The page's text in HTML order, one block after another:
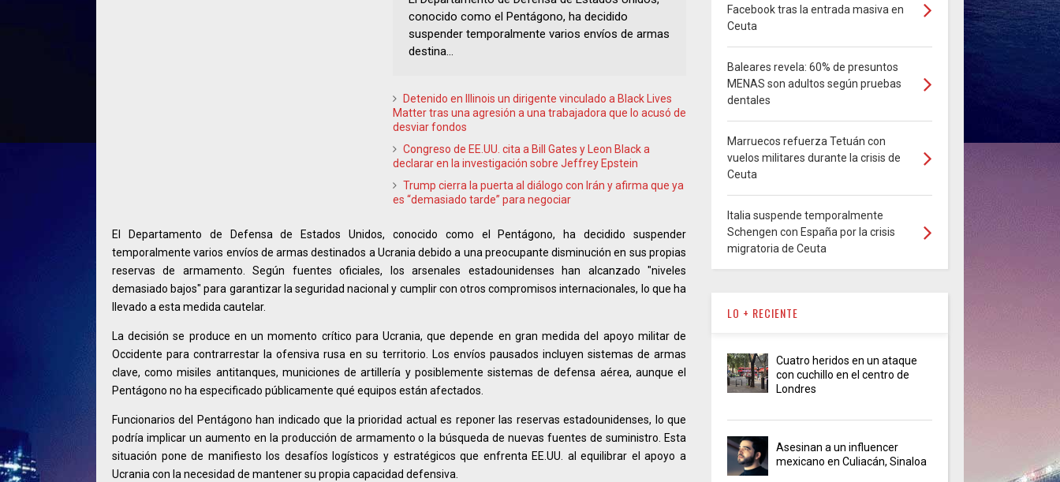
conocido como el Pentágono, ha decidido
suspender temporalmente varios envíos de armas
destina...
Detenido en Illinois un dirigente vinculado a Black Lives
Matter tras una agresión a una trabajadora que lo acusó de
desviar fondos
Congreso de EE.UU. cita a Bill Gates y Leon Black a
declarar en la investigación sobre Jeffrey Epstein
Trump cierra la puerta al diálogo con Irán y afirma que ya
es “demasiado tarde” para negociar
El Departamento de Defensa de Estados Unidos, conocido como el Pentágono, ha decidido suspender
temporalmente varios envíos de armas destinados a Ucrania debido a una preocupante disminución en sus propias
reservas de armamento. Según fuentes oficiales, los arsenales estadounidenses han alcanzado "niveles
demasiado bajos" para garantizar la seguridad nacional y cumplir con otros compromisos internacionales, lo que ha
llevado a esta medida cautelar.
La decisión se produce en un momento crítico para Ucrania, que depende en gran medida del apoyo militar de
Occidente para contrarrestar la ofensiva rusa en su territorio. Los envíos pausados incluyen sistemas de armas
clave, como misiles antitanques, municiones de artillería y posiblemente sistemas de defensa aérea, aunque el
Pentágono no ha especificado públicamente qué equipos están afectados.
Funcionarios del Pentágono han indicado que la prioridad actual es reponer las reservas estadounidenses, lo que
podría implicar un aumento en la producción de armamento o la búsqueda de nuevas fuentes de suministro. Esta
situación pone de manifiesto los desafíos logísticos y estratégicos que enfrenta EE.UU. al equilibrar el apoyo a
Ucrania con la necesidad de mantener su propia capacidad defensiva.
Facebook tras la entrada masiva en
Ceuta
Baleares revela: 60% de presuntos
MENAS son adultos según pruebas
dentales
Marruecos refuerza Tetuán con
vuelos militares durante la crisis de
Ceuta
Italia suspende temporalmente
Schengen con España por la crisis
migratoria de Ceuta
LO + RECIENTE
Cuatro heridos en un ataque
con cuchillo en el centro de
Londres
Asesinan a un influencer
mexicano en Culiacán, Sinaloa